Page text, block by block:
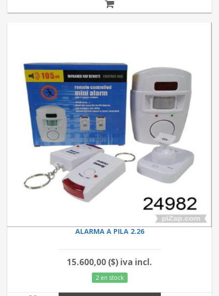
ALARMA A PILA 2.26
15.600,00 ($) iva incl.
2 en stock